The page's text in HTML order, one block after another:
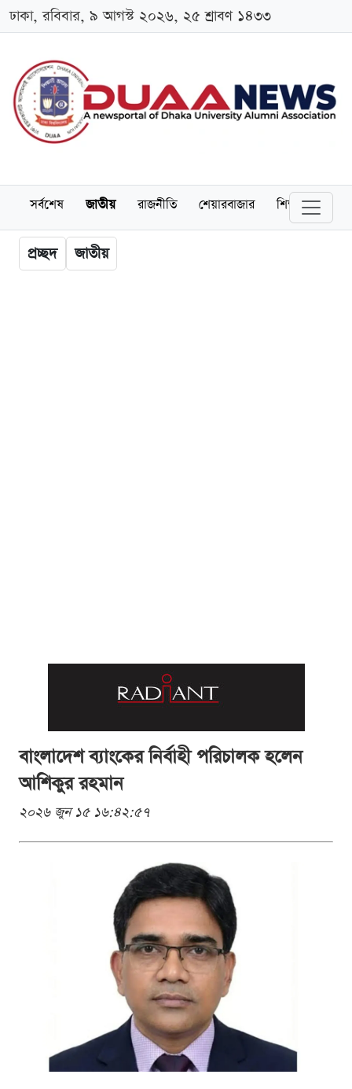
ঢাকা, রবিবার, ৯ আগস্ট ২০২৬, ২৫ শ্রাবণ ১৪৩৩
সর্বশেষ জাতীয় রাজনীতি শেয়ারবাজার শিক্ষা
প্রচ্ছদ জাতীয়
বাংলাদেশ ব্যাংকের নির্বাহী পরিচালক হলেন
আশিকুর রহমান
২০২৬ জুন ১৫ ১৬:৪২:৫৭